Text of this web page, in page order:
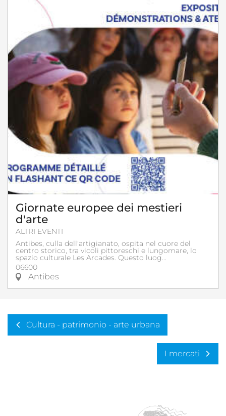
Giornate europee dei mestieri
d'arte
ALTRI EVENTI
Antibes, culla dell'artigianato, ospita nel cuore del
centro storico, tra vicoli pittoreschi e lungomare, lo
spazio culturale Les Arcades. Questo luog...
06600
Antibes
Cultura - patrimonio - arte urbana
I mercati